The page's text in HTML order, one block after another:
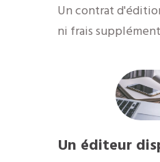
Un contrat
ni frais
Un éditeur